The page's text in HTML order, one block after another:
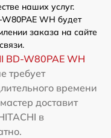
наших услуг.
WH будет
заказа на сайте
BD-W80PAE WH
требует
времени
доставит
в